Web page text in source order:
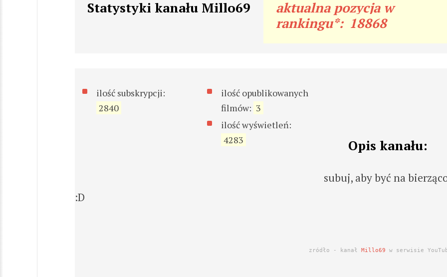
Statystyki kanału Millo69
aktualna pozycja w
rankingu*: 18868
ilość subskrypcji:
2840
ilość opublikowanych
filmów: 3
ilość wyświetleń:
4283
Opis kanału:
subuj, aby być na
:D
zródło - kanałMillo69 w serwisie